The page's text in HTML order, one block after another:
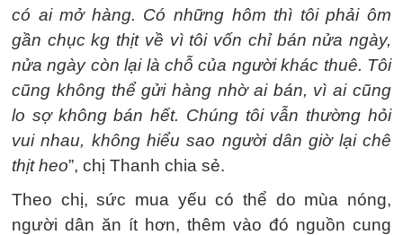
có ai mở hàng. Có những hôm thì tôi phải ôm
gần chục kg thịt về vì tôi vốn chỉ bán nửa ngày,
nửa ngày còn lại là chỗ của người khác thuê. Tôi
cũng không thể gửi hàng nhờ ai bán, vì ai cũng
lo sợ không bán hết. Chúng tôi vẫn thường hỏi
vui nhau, không hiểu sao người dân giờ lại chê
thịt heo”, chị Thanh chia sẻ.
Theo chị, sức mua yếu có thể do mùa nóng,
người dân ăn ít hơn, thêm vào đó nguồn cung